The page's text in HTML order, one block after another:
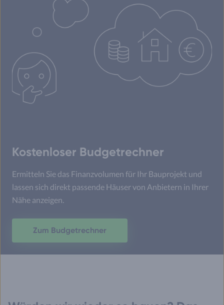
Kostenloser Budgetrechner
Ermitteln Sie das Finanzvolumen für Ihr Bauprojekt und
lassen sich direkt passende Häuser von Anbietern in Ihrer
Nähe anzeigen.
Zum Budgetrechner